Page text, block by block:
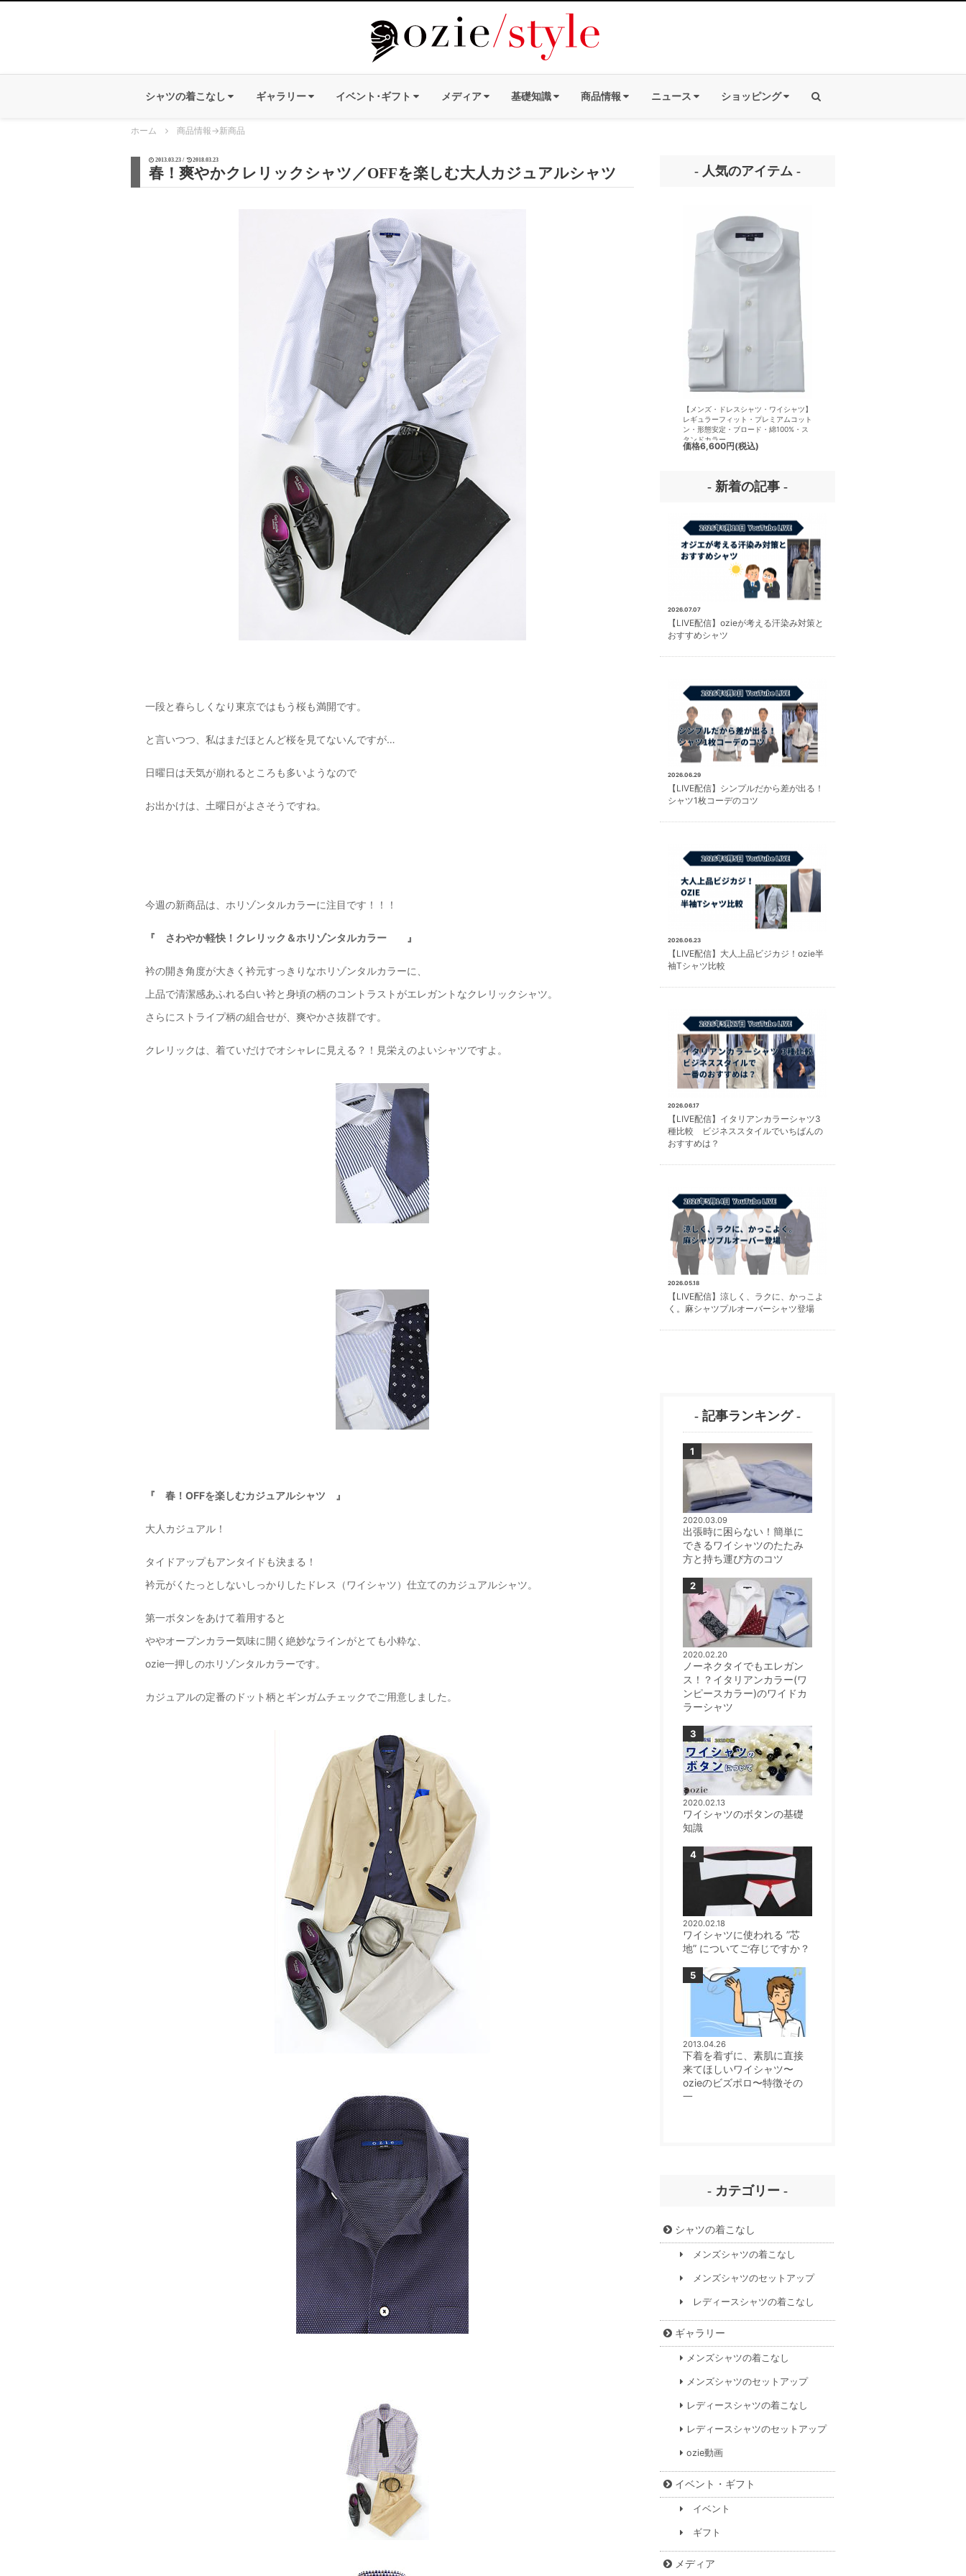
シャツの着こなし ギャラリー イベント･ギフト メディア 基礎知識 商品情報 ニュース ショッピング
ホーム 商品情報→新商品
2013.03.23 / 2018.03.23
春！爽やかクレリックシャツ／OFFを楽しむ大人カジュアルシャツ
一段と春らしくなり東京ではもう桜も満開です。
と言いつつ、私はまだほとんど桜を見てないんですが…
日曜日は天気が崩れるところも多いようなので
お出かけは、土曜日がよさそうですね。
今週の新商品は、ホリゾンタルカラーに注目です！！！
『 さわやか軽快！クレリック＆ホリゾンタルカラー 』
衿の開き角度が大きく衿元すっきりなホリゾンタルカラーに、
上品で清潔感あふれる白い衿と身頃の柄のコントラストがエレガントなクレリックシャツ。
さらにストライプ柄の組合せが、爽やかさ抜群です。
クレリックは、着ていだけでオシャレに見える？！見栄えのよいシャツですよ。
『 春！OFFを楽しむカジュアルシャツ 』
大人カジュアル！
タイドアップもアンタイドも決まる！
衿元がくたっとしないしっかりしたドレス（ワイシャツ）仕立てのカジュアルシャツ。
第一ボタンをあけて着用すると
ややオープンカラー気味に開く絶妙なラインがとても小粋な、
ozie一押しのホリゾンタルカラーです。
カジュアルの定番のドット柄とギンガムチェックでご用意しました。
- 人気のアイテム -
【メンズ・ドレスシャツ・ワイシャツ】
レギュラーフィット・プレミアムコット
ン・形態安定・ブロード・綿100%・ス
タンドカラー
価格6,600円(税込)
- 新着の記事 -
2026.07.07
【LIVE配信】ozieが考える汗染み対策と
おすすめシャツ
2026.06.29
【LIVE配信】シンプルだから差が出る！
シャツ1枚コーデのコツ
2026.06.23
【LIVE配信】大人上品ビジカジ！ozie半
袖Tシャツ比較
2026.06.17
【LIVE配信】イタリアンカラーシャツ3
種比較 ビジネススタイルでいちばんの
おすすめは？
2026.05.18
【LIVE配信】涼しく、ラクに、かっこよ
く。麻シャツプルオーバーシャツ登場
- 記事ランキング -
2020.03.09
出張時に困らない！簡単に
できるワイシャツのたたみ
方と持ち運び方のコツ
2020.02.20
ノーネクタイでもエレガン
ス！？イタリアンカラー(ワ
ンピースカラー)のワイドカ
ラーシャツ
2020.02.13
ワイシャツのボタンの基礎
知識
2020.02.18
ワイシャツに使われる ”芯
地” についてご存じですか？
2013.04.26
下着を着ずに、素肌に直接
来てほしいワイシャツ〜
ozieのビズポロ〜特徴その
一
- カテゴリー -
シャツの着こなし
メンズシャツの着こなし
メンズシャツのセットアップ
レディースシャツの着こなし
ギャラリー
メンズシャツの着こなし
メンズシャツのセットアップ
レディースシャツの着こなし
レディースシャツのセットアップ
ozie動画
イベント・ギフト
イベント
ギフト
メディア